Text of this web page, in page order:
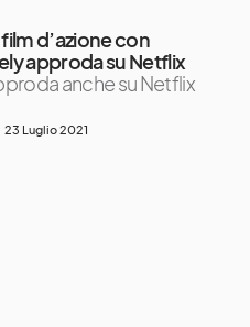
d’azione con
approda su Netflix
anche su Netflix
23 Luglio 2021